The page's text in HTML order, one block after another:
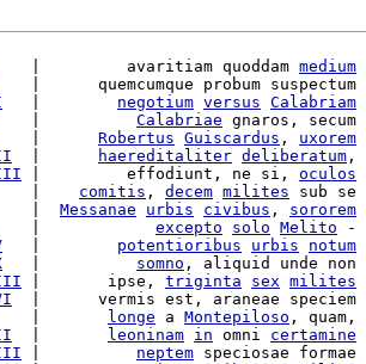
|         avaritiam quoddam
medium
|      quemcumque probum suspectum
negotium versus Calabriam
Calabriae gnaros, secum
Robertus Guiscardus , uxorem
haereditaliter deliberatum ,
|         effodiunt, ne si, oculos
comitis , decem milites sub se
Messanae urbis civibus , sororem
excepto solo Melito -
potentioribus urbis
notum
somno , aliquid unde non
|       ipse, triginta sex milites
  |      vermis est, araneae speciem
longe a Montepiloso , quam,
leoninam in omni certamine
neptem speciosae formae